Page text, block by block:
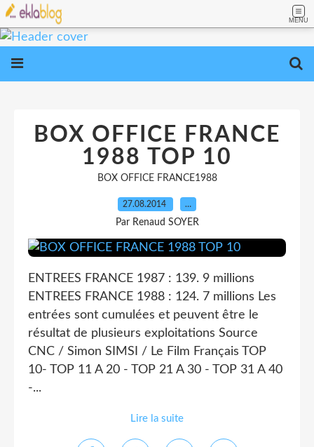
MENU
BOX OFFICE FRANCE
1988 TOP 10
BOX OFFICE FRANCE1988
27.08.2014 …
Par Renaud SOYER
ENTREES FRANCE 1987 : 139. 9 millions
ENTREES FRANCE 1988 : 124. 7 millions Les
entrées sont cumulées et peuvent être le
résultat de plusieurs exploitations Source
CNC / Simon SIMSI / Le Film Français TOP
10- TOP 11 A 20 - TOP 21 A 30 - TOP 31 A 40
-...
Lire la suite